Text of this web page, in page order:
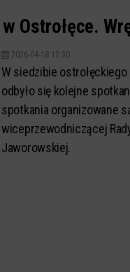
Ostrołęce.
2026-04-18 12:30
W siedzibie ostrołęckiego
odbyło się kolejne
spotkania organizowane
wiceprzewodniczącej
Jaworowskiej.